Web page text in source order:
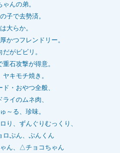
ゃんの弟。
子で去勢済。
大らか。
かつフレンドリー。
がビビリ。
重石攻撃が得意。
キモチ焼き。
・おやつ全般、
イのムネ肉、
～る、珍味。
り、ずんぐりむっくり、
ロぷん、ぷんくん
ん、△チョコちゃん